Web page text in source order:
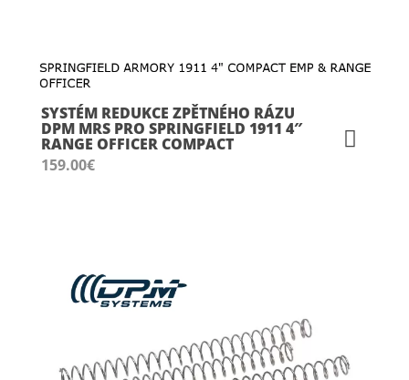
SYSTÉM REDUKCE ZPĚTNÉHO RÁZU
DPM MRS PRO SPRINGFIELD 1911 4″
RANGE OFFICER COMPACT
159.00€